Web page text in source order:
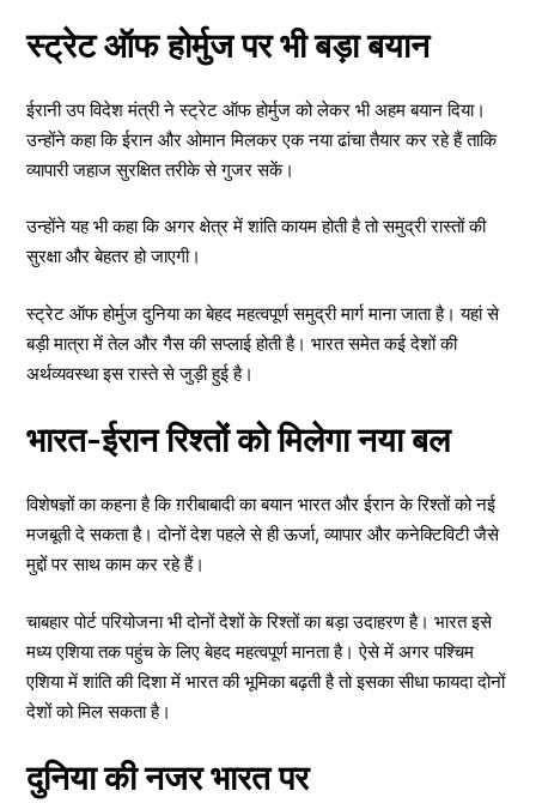
स्ट्रेट ऑफ होर्मुज पर भी बड़ा बयान
ईरानी उप विदेश मंत्री ने स्ट्रेट ऑफ होर्मुज को लेकर भी अहम बयान दिया।
उन्होंने कहा कि ईरान और ओमान मिलकर एक नया ढांचा तैयार कर रहे हैं ताकि
व्यापारी जहाज सुरक्षित तरीके से गुजर सकें।
उन्होंने यह भी कहा कि अगर क्षेत्र में शांति कायम होती है तो समुद्री रास्तों की
सुरक्षा और बेहतर हो जाएगी।
स्ट्रेट ऑफ होर्मुज दुनिया का बेहद महत्वपूर्ण समुद्री मार्ग माना जाता है। यहां से
बड़ी मात्रा में तेल और गैस की सप्लाई होती है। भारत समेत कई देशों की
अर्थव्यवस्था इस रास्ते से जुड़ी हुई है।
भारत-ईरान रिश्तों को मिलेगा नया बल
विशेषज्ञों का कहना है कि ग़रीबाबादी का बयान भारत और ईरान के रिश्तों को नई
मजबूती दे सकता है। दोनों देश पहले से ही ऊर्जा, व्यापार और कनेक्टिविटी जैसे
मुद्दों पर साथ काम कर रहे हैं।
चाबहार पोर्ट परियोजना भी दोनों देशों के रिश्तों का बड़ा उदाहरण है। भारत इसे
मध्य एशिया तक पहुंच के लिए बेहद महत्वपूर्ण मानता है। ऐसे में अगर पश्चिम
एशिया में शांति की दिशा में भारत की भूमिका बढ़ती है तो इसका सीधा फायदा दोनों
देशों को मिल सकता है।
दुनिया की नजर भारत पर